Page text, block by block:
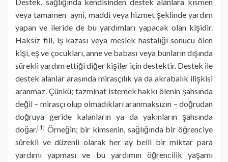
veya tamamen ayni, maddi veya hizmet şeklinde yardım
yapan ve ileride de bu yardımları yapacak olan kişidir.
Haksız fiil, iş kazası veya meslek hastalığı sonucu ölen
kişi, eş ve çocukları, anne ve babası veya bunların dışında
sürekli yardım ettiği diğer kişiler için destektir. Destek ile
destek alanlar arasında mirasçılık ya da akrabalık ilişkisi
aranmaz. Çünkü; tazminat istemek hakkı ölenin şahsında
değil – mirasçı olup olmadıkları aranmaksızın – doğrudan
doğruya geride kalanların ya da yakınların şahsında
doğar.[1] Örneğin; bir kimsenin, sağlığında bir öğrenciye
sürekli ve düzenli olarak her ay belli bir miktar para
yardımı yapması ve bu yardımın öğrencilik yaşamı